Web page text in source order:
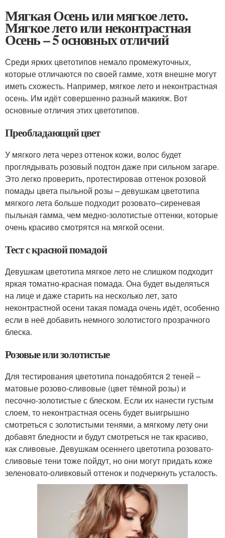
Мягкая Осень или мягкое лето.
Мягкое лето или неконтрастная
Осень – 5 основных отличий
Среди ярких цветотипов немало промежуточных,
которые отличаются по своей гамме, хотя внешне могут
иметь схожесть. Например, мягкое лето и неконтрастная
осень. Им идёт совершенно разный макияж. Вот
основные отличия этих цветотипов.
Преобладающий цвет
У мягкого лета через оттенок кожи, волос будет
проглядывать розовый подтон даже при сильном загаре.
Это легко проверить, протестировав оттенок розовой
помады цвета пыльной розы – девушкам цветотипа
мягкого лета больше подходит розовато–сиреневая
пыльная гамма, чем медно-золотистые оттенки, которые
очень красиво смотрятся на мягкой осени.
Тест с красной помадой
Девушкам цветотипа мягкое лето не слишком подходит
яркая томатно-красная помада. Она будет выделяться
на лице и даже старить на несколько лет, зато
неконтрастной осени такая помада очень идёт, особенно
если в неё добавить немного золотистого прозрачного
блеска.
Розовые или золотистые
Для тестирования цветотипа понадобятся 2 теней –
матовые розово-сливовые (цвет тёмной розы) и
песочно-золотистые с блеском. Если их нанести густым
слоем, то неконтрастная осень будет выигрышно
смотреться с золотистыми тенями, а мягкому лету они
добавят бледности и будут смотреться не так красиво,
как сливовые. Девушкам осеннего цветотипа розовато-
сливовые тени тоже пойдут, но они могут придать коже
зеленовато-оливковый оттенок и подчеркнуть усталость.